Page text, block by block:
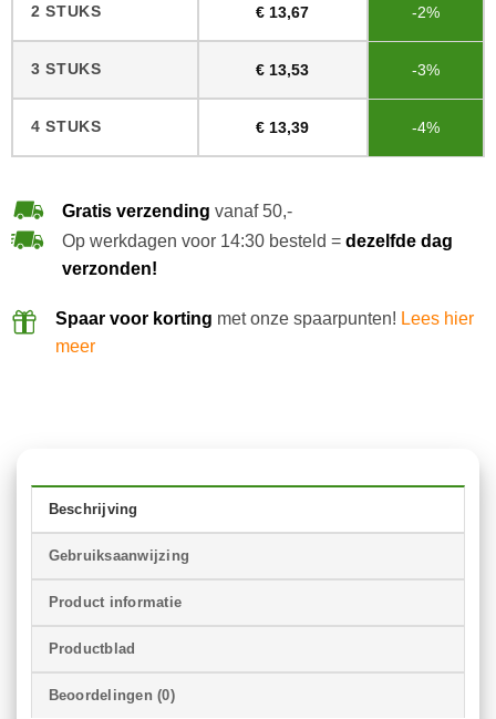
2 STUKS € 13,67 -2%
3 STUKS € 13,53 -3%
4 STUKS € 13,39 -4%
Gratis verzending vanaf 50,-
Op werkdagen voor 14:30 besteld = dezelfde dag
verzonden!
Spaar voor korting met onze spaarpunten! Lees hier
meer
Beschrijving
Gebruiksaanwijzing
Product informatie
Productblad
Beoordelingen (0)